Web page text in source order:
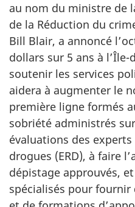
au nom du ministre de
de la Réduction du
Bill Blair, a annoncé
dollars sur 5 ans à
soutenir les services
aidera à augmenter le
première ligne formés
sobriété administrés
évaluations des
drogues (ERD), à faire
dépistage approuvés,
spécialisés pour